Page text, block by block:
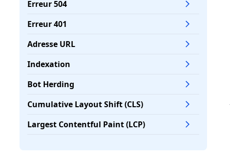
Comment configurer un serveur web
pour optimiser ses performances
FAQ
Erreur 504
Erreur 401
Adresse URL
Indexation
Bot Herding
Cumulative Layout Shift (CLS)
Largest Contentful Paint (LCP)